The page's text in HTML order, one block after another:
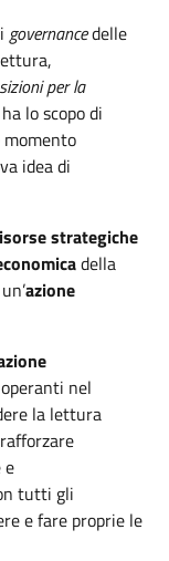
governancedelle
per la
ha lo scopo di
idea di
strategiche
della
azione
nel
la lettura
e
tutti gli
e fare proprie le